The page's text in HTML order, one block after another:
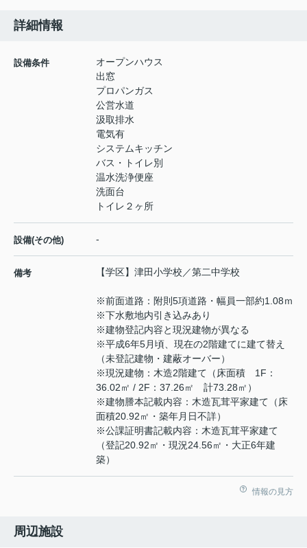
詳細情報
設備条件
オープンハウス
出窓
プロパンガス
公営水道
汲取排水
電気有
システムキッチン
バス・トイレ別
温水洗浄便座
洗面台
トイレ２ヶ所
設備(その他) -
備考 【学区】津田小学校／第二中学校
※前面道路：附則5項道路・幅員一部約1.08ｍ
※下水敷地内引き込みあり
※建物登記内容と現況建物が異なる
※平成6年5月頃、現在の2階建てに建て替え
（未登記建物・建蔽オーバー）
※現況建物：木造2階建て（床面積 1F：
36.02㎡ / 2F：37.26㎡ 計73.28㎡）
※建物謄本記載内容：木造瓦茸平家建て（床
面積20.92㎡・築年月日不詳）
※公課証明書記載内容：木造瓦茸平家建て
（登記20.92㎡・現況24.56㎡・大正6年建
築）
情報の見方
周辺施設